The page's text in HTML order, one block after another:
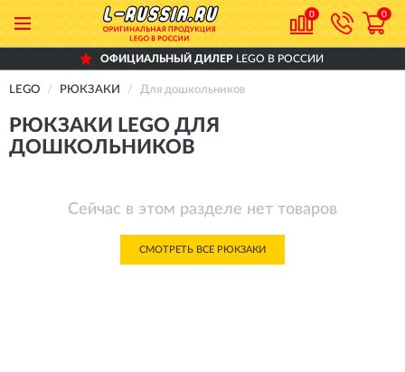
0 0
ОФИЦИАЛЬНЫЙ ДИЛЕР LEGO В РОССИИ
LEGO РЮКЗАКИ Для дошкольников
РЮКЗАКИ LEGO ДЛЯ
ДОШКОЛЬНИКОВ
Сейчас в этом разделе нет товаров
СМОТРЕТЬ ВСЕ РЮКЗАКИ